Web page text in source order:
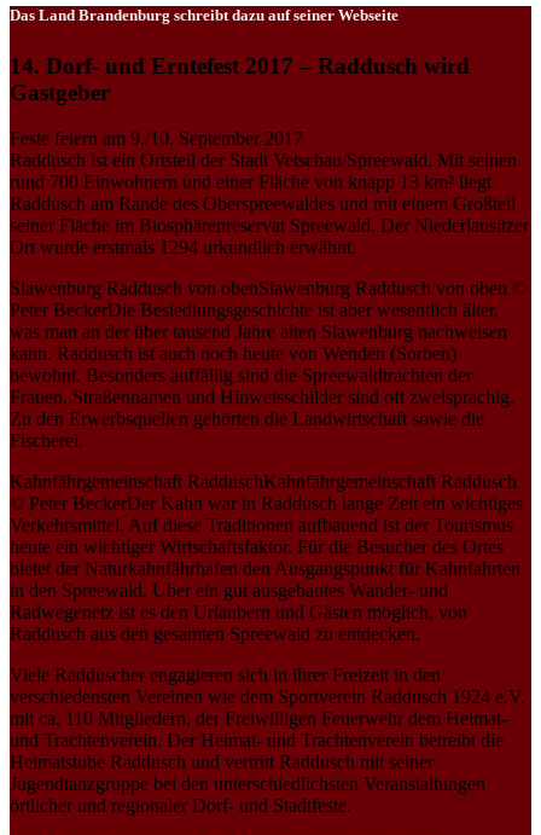
Das Land Brandenburg schreibt dazu auf seiner Webseite
14. Dorf- und Erntefest 2017 – Raddusch wird
Gastgeber
Feste feiern am 9./10. September 2017
Raddusch ist ein Ortsteil der Stadt Vetschau/Spreewald. Mit seinen
rund 700 Einwohnern und einer Fläche von knapp 13 km² liegt
Raddusch am Rande des Oberspreewaldes und mit einem Großteil
seiner Fläche im Biosphärenreservat Spreewald. Der Niederlausitzer
Ort wurde erstmals 1294 urkundlich erwähnt.
Slawenburg Raddusch von obenSlawenburg Raddusch von oben ©
Peter BeckerDie Besiedlungsgeschichte ist aber wesentlich älter,
was man an der über tausend Jahre alten Slawenburg nachweisen
kann. Raddusch ist auch noch heute von Wenden (Sorben)
bewohnt. Besonders auffällig sind die Spreewaldtrachten der
Frauen. Straßennamen und Hinweisschilder sind oft zweisprachig.
Zu den Erwerbsquellen gehörten die Landwirtschaft sowie die
Fischerei.
Kahnfährgemeinschaft RadduschKahnfährgemeinschaft Raddusch
© Peter BeckerDer Kahn war in Raddusch lange Zeit ein wichtiges
Verkehrsmittel. Auf diese Traditionen aufbauend ist der Tourismus
heute ein wichtiger Wirtschaftsfaktor. Für die Besucher des Ortes
bietet der Naturkahnfährhafen den Ausgangspunkt für Kahnfahrten
in den Spreewald. Über ein gut ausgebautes Wander- und
Radwegenetz ist es den Urlaubern und Gästen möglich, von
Raddusch aus den gesamten Spreewald zu entdecken.
Viele Radduscher engagieren sich in ihrer Freizeit in den
verschiedensten Vereinen wie dem Sportverein Raddusch 1924 e.V.
mit ca. 110 Mitgliedern, der Freiwilligen Feuerwehr dem Heimat-
und Trachtenverein. Der Heimat- und Trachtenverein betreibt die
Heimatstube Raddusch und vertritt Raddusch mit seiner
Jugendtanzgruppe bei den unterschiedlichsten Veranstaltungen
örtlicher und regionaler Dorf- und Stadtfeste.